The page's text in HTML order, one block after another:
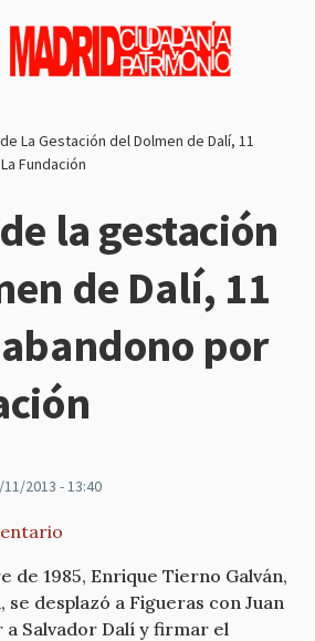
La Gestación del Dolmen de Dalí, 11
Fundación
la gestación
de Dalí, 11
por
2013 - 13:40
de 1985, Enrique Tierno Galván,
se desplazó a Figueras con Juan
a Salvador Dalí y firmar el